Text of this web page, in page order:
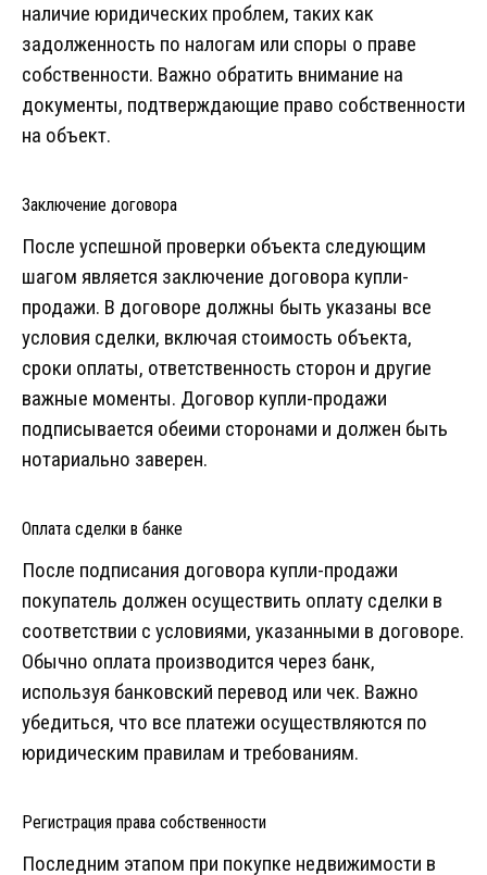
наличие юридических проблем, таких как
задолженность по налогам или споры о праве
собственности. Важно обратить внимание на
документы, подтверждающие право собственности
на объект.
Заключение договора
После успешной проверки объекта следующим
шагом является заключение договора купли-
продажи. В договоре должны быть указаны все
условия сделки, включая стоимость объекта,
сроки оплаты, ответственность сторон и другие
важные моменты. Договор купли-продажи
подписывается обеими сторонами и должен быть
нотариально заверен.
Оплата сделки в банке
После подписания договора купли-продажи
покупатель должен осуществить оплату сделки в
соответствии с условиями, указанными в договоре.
Обычно оплата производится через банк,
используя банковский перевод или чек. Важно
убедиться, что все платежи осуществляются по
юридическим правилам и требованиям.
Регистрация права собственности
Последним этапом при покупке недвижимости в